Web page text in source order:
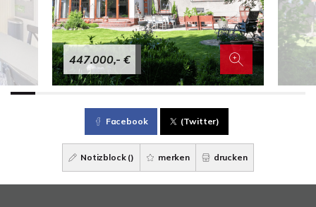
447.000,- €
Facebook (Twitter)
Notizblock () merken drucken